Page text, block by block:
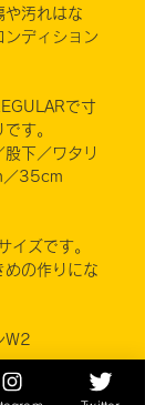
や汚れはな
ンディション
で寸
す。
下／ワタリ
35cm
イズです。
めの作りにな
W2
イロン50%